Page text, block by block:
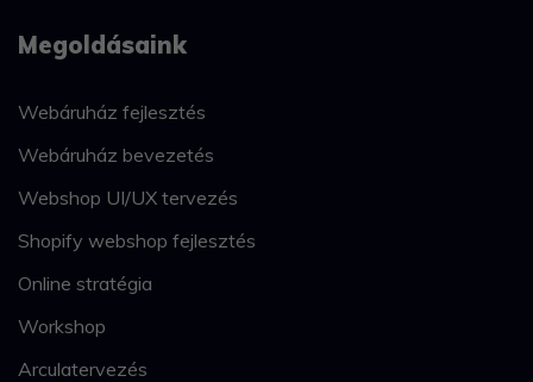
Megoldásaink
Webáruház fejlesztés
Webáruház bevezetés
Webshop UI/UX tervezés
Shopify webshop fejlesztés
Online stratégia
Workshop
Arculatervezés